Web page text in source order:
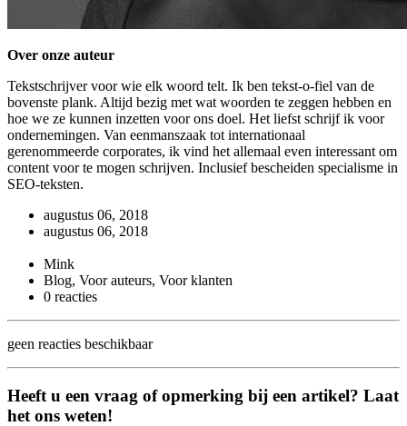
Over onze auteur
Tekstschrijver voor wie elk woord telt. Ik ben tekst-o-fiel van de
bovenste plank. Altijd bezig met wat woorden te zeggen hebben en
hoe we ze kunnen inzetten voor ons doel. Het liefst schrijf ik voor
ondernemingen. Van eenmanszaak tot internationaal
gerenommeerde corporates, ik vind het allemaal even interessant om
content voor te mogen schrijven. Inclusief bescheiden specialisme in
SEO-teksten.
augustus 06, 2018
augustus 06, 2018
Mink
Blog, Voor auteurs, Voor klanten
0 reacties
geen reacties beschikbaar
Heeft u een vraag of opmerking bij een artikel? Laat
het ons weten!